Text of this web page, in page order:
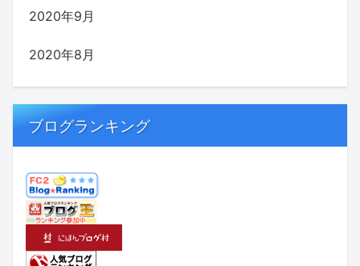
2020年9月
2020年8月
ブログランキング